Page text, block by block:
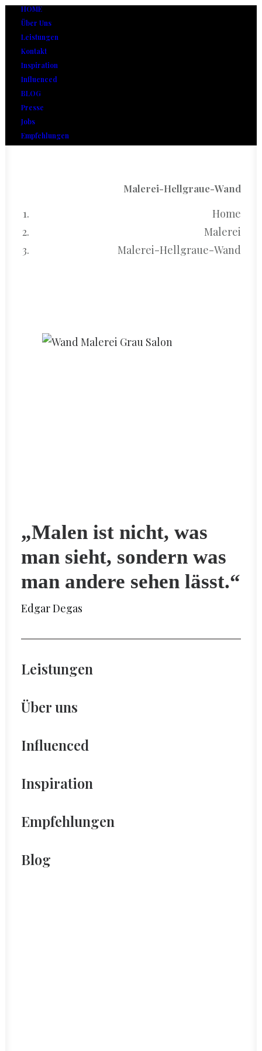
HOME
Über Uns
Leistungen
Kontakt
Inspiration
Influenced
BLOG
Presse
Jobs
Empfehlungen
Malerei-Hellgraue-Wand
Home
Malerei
Malerei-Hellgraue-Wand
„Malen ist nicht, was
man sieht, sondern was
man andere sehen lässt.“
Edgar Degas
Leistungen
Über uns
Influenced
Inspiration
Empfehlungen
Blog